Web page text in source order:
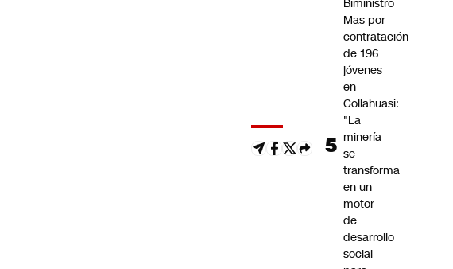
Biministro
Mas por
contratación
de 196
jóvenes
en
Collahuasi:
"La
minería
se
transforma
en un
motor
de
desarrollo
social